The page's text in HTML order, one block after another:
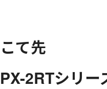
こて先
PX-2RTシリー